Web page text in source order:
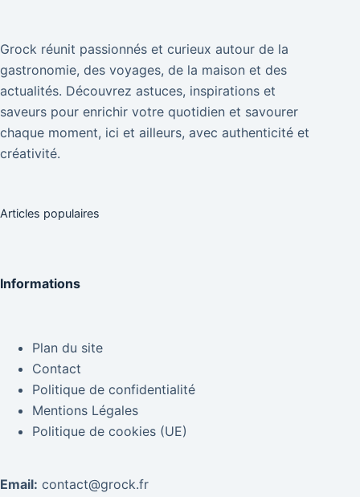
Grock réunit passionnés et curieux autour de la
gastronomie, des voyages, de la maison et des
actualités. Découvrez astuces, inspirations et
saveurs pour enrichir votre quotidien et savourer
chaque moment, ici et ailleurs, avec authenticité et
créativité.
Articles populaires
Informations
Plan du site
Contact
Politique de confidentialité
Mentions Légales
Politique de cookies (UE)
Email: contact@grock.fr